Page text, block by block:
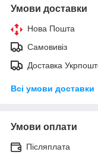
Умови доставки
Нова Пошта
Самовивіз
Доставка
Всі умови доставки
Умови оплати
Післяплата